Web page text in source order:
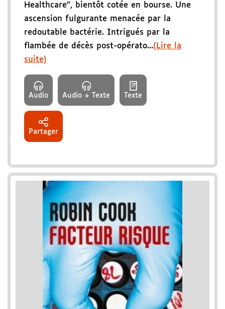
Healthcare", bientôt cotée en bourse. Une
ascension fulgurante menacée par la
redoutable bactérie. Intrigués par la
flambée de décès post-opérato...(Lire la
suite)
Audio Audio + Texte Texte
Partager